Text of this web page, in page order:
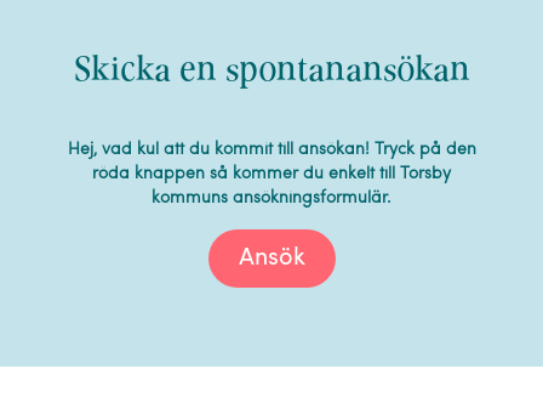
Skicka en spontanansökan
Hej, vad kul att du kommit till ansökan! Tryck på den
röda knappen så kommer du enkelt till Torsby
kommuns ansökningsformulär.
Ansök